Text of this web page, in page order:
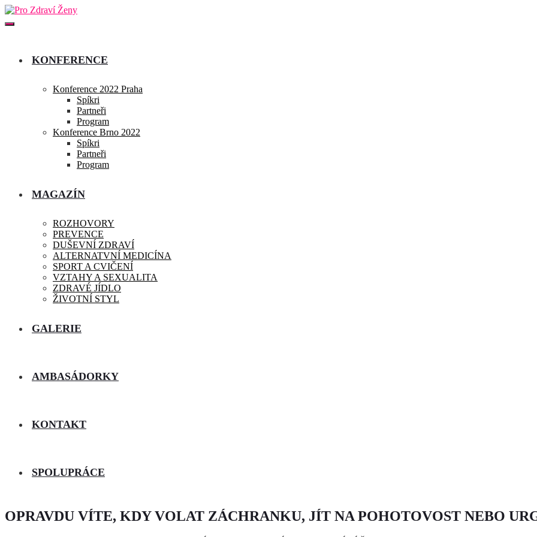
KONFERENCE
Konference 2022 Praha
Spíkri
Partneři
Program
Konference Brno 2022
Spíkri
Partneři
Program
MAGAZÍN
ROZHOVORY
PREVENCE
DUŠEVNÍ ZDRAVÍ
ALTERNATVNÍ MEDICÍNA
SPORT A CVIČENÍ
VZTAHY A SEXUALITA
ZDRAVÉ JÍDLO
ŽIVOTNÍ STYL
GALERIE
AMBASÁDORKY
KONTAKT
SPOLUPRÁCE
OPRAVDU VÍTE, KDY VOLAT ZÁCHRANKU, JÍT NA POHOTOVOST NEBO